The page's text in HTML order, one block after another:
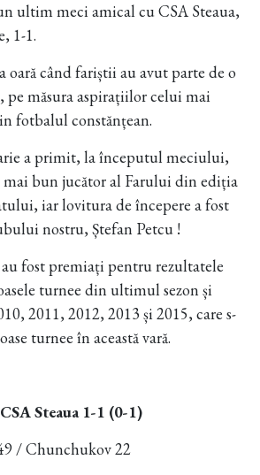
ultim meci amical cu CSA Steaua,
1-1.
când fariștii au avut parte de o
pe măsura aspirațiilor celui mai
fotbalul constănțean.
a primit, la începutul meciului,
bun jucător al Farului din ediția
iar lovitura de începere a fost
nostru, Ștefan Petcu !
fost premiați pentru rezultatele
turnee din ultimul sezon și
2011, 2012, 2013 și 2015, care s-
turnee în această vară.
Steaua 1-1 (0-1)
/ Chunchukov 22